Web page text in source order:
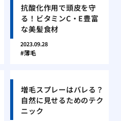
抗酸化作用で頭皮を守
る！ビタミンC・E豊富
な美髪食材
2023.09.28
薄毛
増毛スプレーはバレる？
自然に見せるためのテク
ニック